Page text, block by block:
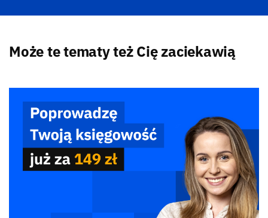
Może te tematy też Cię zaciekawią